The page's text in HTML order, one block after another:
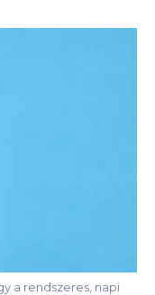
a rendszeres, napi